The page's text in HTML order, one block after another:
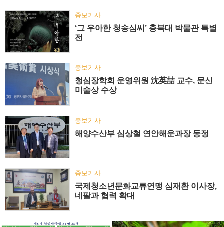
종보기사
‘그 우아한 청송심씨’ 충북대 박물관 특별
전
종보기사
청심장학회 운영위원 沈英喆 교수, 문신
미술상 수상
종보기사
해양수산부 심상철 연안해운과장 동정
종보기사
국제청소년문화교류연맹 심재환 이사장,
네팔과 협력 확대